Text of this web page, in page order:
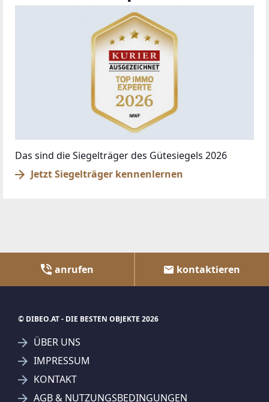
Das sind die Siegelträger des Gütesiegels 2026
Jetzt Siegelträger kennenlernen
anrufen kontaktieren
© DIBEO.AT - DIE BESTEN OBJEKTE 2026
ÜBER UNS
IMPRESSUM
KONTAKT
AGB & NUTZUNGSBEDINGUNGEN